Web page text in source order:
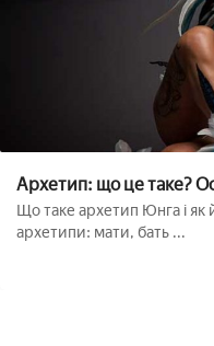
Архетип: що це таке?
Що таке архетип Юнга і як
архетипи: мати, бать ...